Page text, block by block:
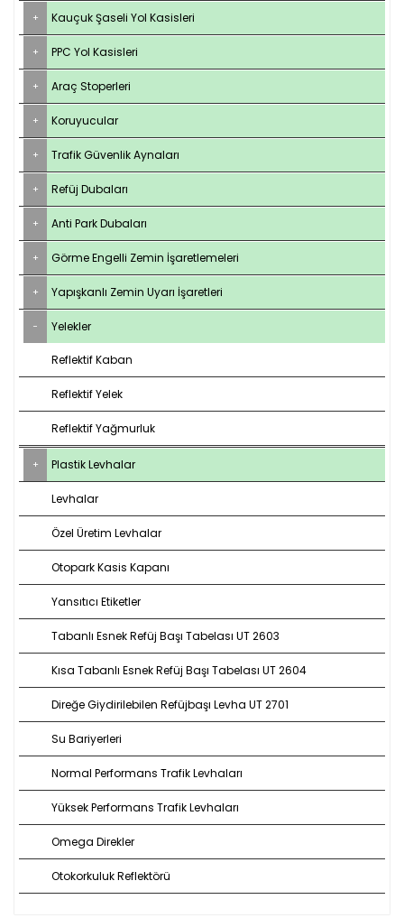
Kauçuk Şaseli Yol Kasisleri
PPC Yol Kasisleri
Araç Stoperleri
Koruyucular
Trafik Güvenlik Aynaları
Refüj Dubaları
Anti Park Dubaları
Görme Engelli Zemin İşaretlemeleri
Yapışkanlı Zemin Uyarı İşaretleri
Yelekler
Reflektif Kaban
Reflektif Yelek
Reflektif Yağmurluk
Plastik Levhalar
Levhalar
Özel Üretim Levhalar
Otopark Kasis Kapanı
Yansıtıcı Etiketler
Tabanlı Esnek Refüj Başı Tabelası UT 2603
Kısa Tabanlı Esnek Refüj Başı Tabelası UT 2604
Direğe Giydirilebilen Refüjbaşı Levha UT 2701
Su Bariyerleri
Normal Performans Trafik Levhaları
Yüksek Performans Trafik Levhaları
Omega Direkler
Otokorkuluk Reflektörü